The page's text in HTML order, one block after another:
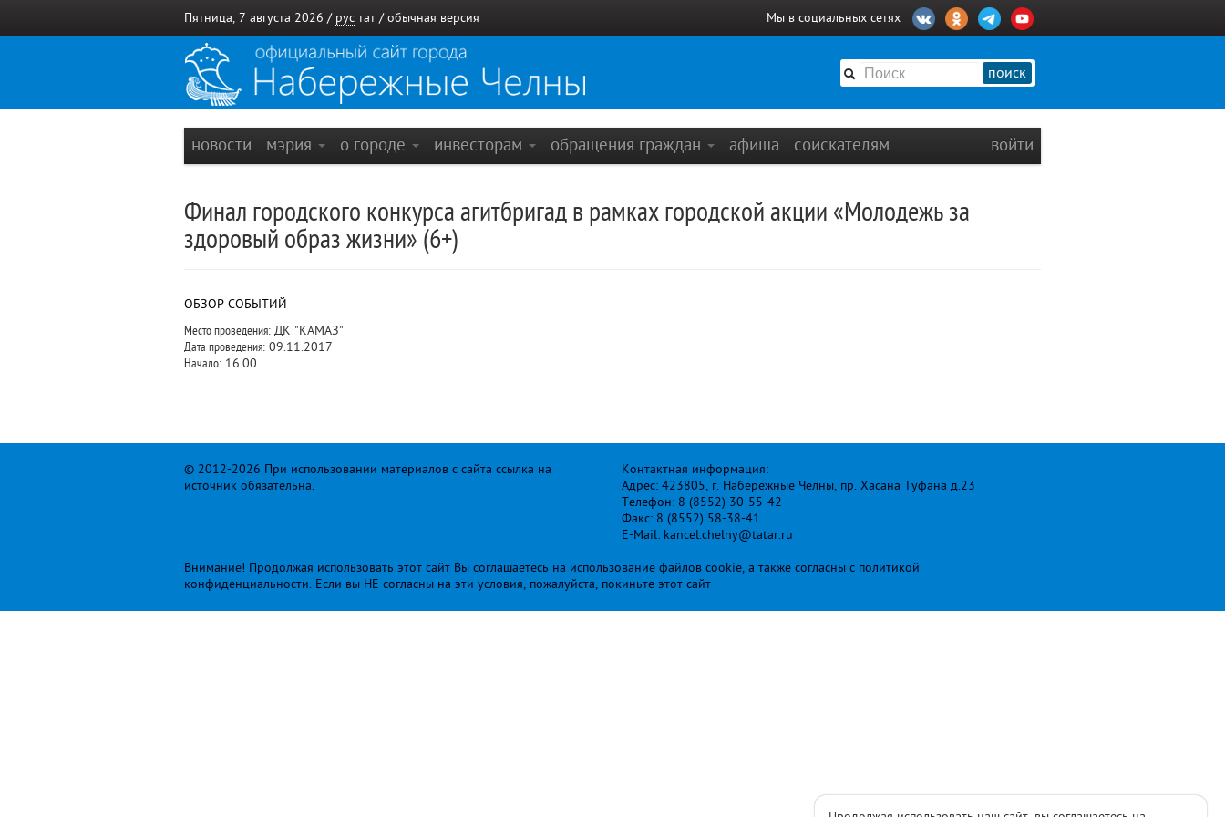
Пятница, 7 августа 2026 / рус тат / обычная версия Мы в социальных сетях
поиск
новости мэрия о городе инвесторам обращения граждан афиша соискателям войти
Финал городского конкурса агитбригад в рамках городской акции «Молодежь за
здоровый образ жизни» (6+)
ОБЗОР СОБЫТИЙ
Место проведения: ДК "КАМАЗ"
Дата проведения: 09.11.2017
Начало: 16.00
© 2012-2026 При использовании материалов с сайта ссылка на
источник обязательна.
Контактная информация:
Адрес: 423805, г. Набережные Челны, пр. Хасана Туфана д.23
Телефон: 8 (8552) 30-55-42
Факс: 8 (8552) 58-38-41
E-Mail: kancel.chelny@tatar.ru
Внимание! Продолжая использовать этот сайт Вы соглашаетесь на использование файлов cookie, а также согласны с политикой
конфиденциальности. Если вы НЕ согласны на эти условия, пожалуйста, покиньте этот сайт